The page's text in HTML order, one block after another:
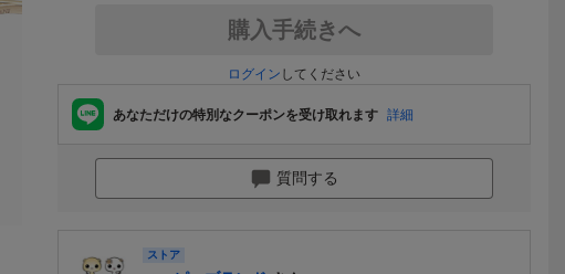
購入手続きへ
ログイン してください
あなただけの特別なクーポンを受け取れます 詳細
質問する
ストア